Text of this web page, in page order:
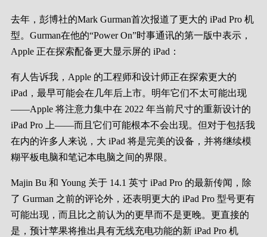
去年，彭博社的Mark Gurman首次报道了更大的 iPad Pro 机
型。Gurman在他的“Power On”时事通讯的第一版中表示，
Apple 正在探索配备更大显示屏的 iPad：
有人告诉我，Apple 的工程师和设计师正在探索更大的
iPad，最早可能会在几年后上市。明年它们不太可能出现
——Apple 将注意力集中在 2022 年当前尺寸的重新设计的
iPad Pro 上——而且它们可能根本不会出现。但对于包括我
在内的许多人来说，大 iPad 将是完美的设备，并将继续模
糊平板电脑和笔记本电脑之间的界限。
Majin Bu 和 Young 关于 14.1 英寸 iPad Pro 的最新传闻，除
了 Gurman 之前的评论外，还表明更大的 ‌iPad Pro 型号更有
可能出现，而且比之前认为的更早而不是更晚。更直接的
是，预计苹果将推出具有无线充电功能的新 iPad Pro 机